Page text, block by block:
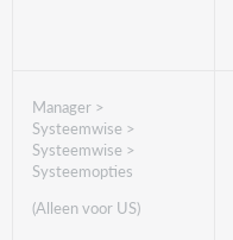
Manager >
Systeemwise >
Systeemwise >
Systeemopties
(Alleen voor US)